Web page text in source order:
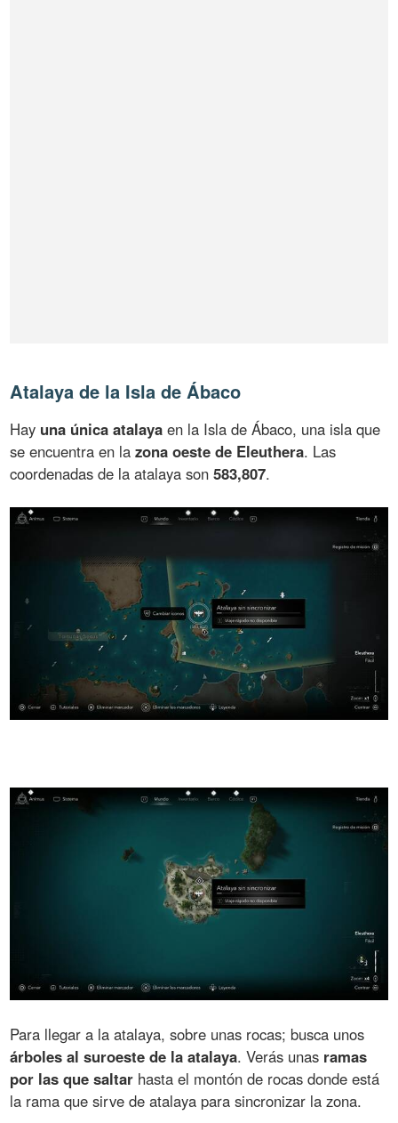
Atalaya de la Isla de Ábaco
Hay una única atalaya en la Isla de Ábaco, una isla que
se encuentra en lazona oeste de Eleuthera. Las
coordenadas de la atalaya son583,807.
Para llegar a la atalaya, sobre unas rocas; busca unos
árboles al suroeste de la atalaya. Verás unas ramas
por las que saltar hasta el montón de rocas donde está
la rama que sirve de atalaya para sincronizar la zona.